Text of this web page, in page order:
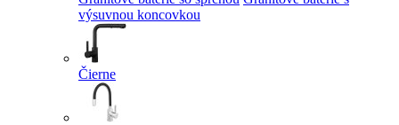
výsuvnou koncovkou
Čierne